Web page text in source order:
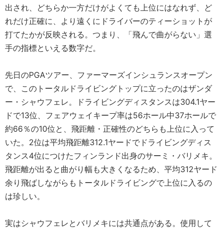
出され、どちらか一方だけがよくても上位にはなれず、ど
れだけ正確に、より遠くにドライバーのティーショットが
打てたかが反映される。つまり、「飛んで曲がらない」選
手の指標といえる数字だ。
先日のPGAツアー、ファーマーズインシュランスオープン
で、このトータルドライビングトップに立ったのはザンダ
ー・シャウフェレ。ドライビングディスタンスは304.1ヤー
ドで13位、フェアウェイキープ率は56ホール中37ホールで
約66％の10位と、飛距離・正確性のどちらも上位に入って
いた。2位は平均飛距離312.1ヤードでドライビングディス
タンス4位につけたフィンランド出身のサーミ・バリメキ。
飛距離が出ると曲がり幅も大きくなるため、平均312ヤード
余り飛ばしながらもトータルドライビングで上位に入るの
は珍しい。
実はシャウフェレとバリメキには共通点がある。使用して